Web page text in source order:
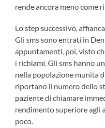
rende ancora meno come
Lo step successivo,
Gli sms sono entrati in
appuntamenti, poi, visto
i richiami. Gli sms hanno
nella popolazione munita
riportano il numero dello
paziente di chiamare
rendimento superiore agli
poco.